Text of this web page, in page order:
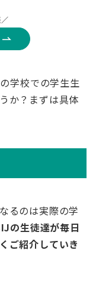
学校での学生生
か？まずは具体
るのは実際の学
の生徒達が毎日
ご紹介していき